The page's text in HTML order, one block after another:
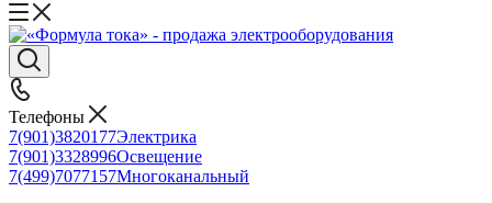
Телефоны
7(901)3820177Электрика
7(901)3328996Освещение
7(499)7077157Многоканальный